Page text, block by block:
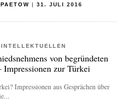
| 31. JULI 2016
von begründeten
Impressionen zur Türkei
Impressionen aus Gesprächen über